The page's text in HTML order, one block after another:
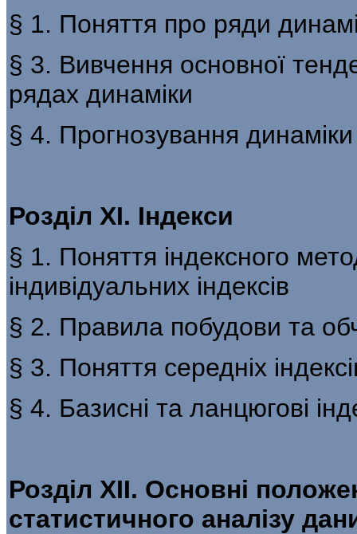
§ 1. Поняття про ряди
§ 3. Вивчення основної
рядах динаміки
§ 4. Прогнозування
Розділ XI. Індекси
§ 1. Поняття індексного
індивідуальних індексів
§ 2. Правила побудови та
§ 3. Поняття середніх
§ 4. Базисні та ланцюгові
Розділ XII. Основні
статистичного аналізу